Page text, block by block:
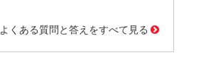
よくある質問と答えをすべて見る